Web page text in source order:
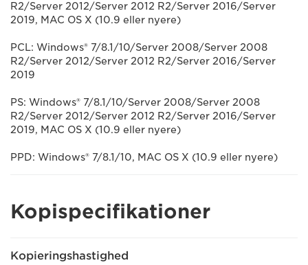
R2/Server 2012/Server 2012 R2/Server 2016/Server
2019, MAC OS X (10.9 eller nyere)
PCL: Windows® 7/8.1/10/Server 2008/Server 2008
R2/Server 2012/Server 2012 R2/Server 2016/Server
2019
PS: Windows® 7/8.1/10/Server 2008/Server 2008
R2/Server 2012/Server 2012 R2/Server 2016/Server
2019, MAC OS X (10.9 eller nyere)
PPD: Windows® 7/8.1/10, MAC OS X (10.9 eller nyere)
Kopispecifikationer
Kopieringshastighed